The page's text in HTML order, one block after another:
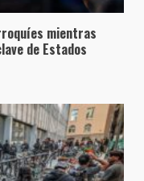
mientras
de Estados